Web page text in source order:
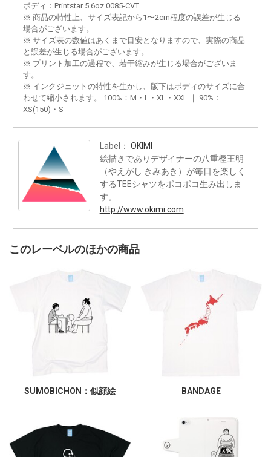
ボディ：Printstar 5.6oz 0085-CVT
※ 商品の特性上、サイズ表記から1〜2cm程度の誤差が生じる
場合がございます。
※ サイズ表の数値はあくまで目安となりますので、実際の商品
と誤差が生じる場合がございます。
※ プリント加工の過程で、若干縮みが生じる場合がございま
す。
※ インクジェットの特性を生かし、版下はボディのサイズに合
わせて縮小されます。 100%：M・L・XL・XXL ｜ 90%：
XS(150)・S
Label： OKIMI
絵描きでありデザイナーの八重樫王明
（やえがし きみあき）が毎日を楽しく
するTEEシャツをボコボコ生み出しま
す。
http://www.okimi.com
このレーベルのほかの商品
SUMOBICHON：似顔絵 BANDAGE